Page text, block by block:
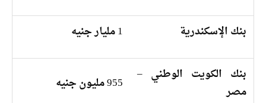
بنك الإسكندرية 1 مليار جنيه
بنك الكويت الوطني –
مصر
955 مليون جنيه